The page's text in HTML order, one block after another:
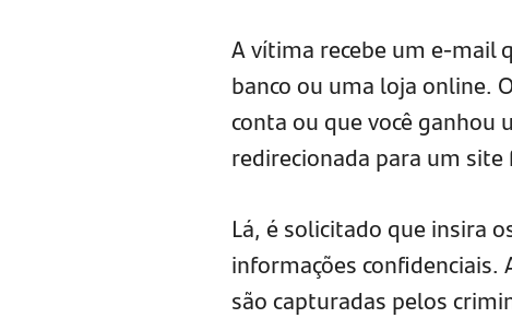
A vítima recebe um e-mail
banco ou uma loja online.
conta ou que você ganhou
redirecionada para um
Lá, é solicitado que insira
informações confidenciais.
são capturadas pelos